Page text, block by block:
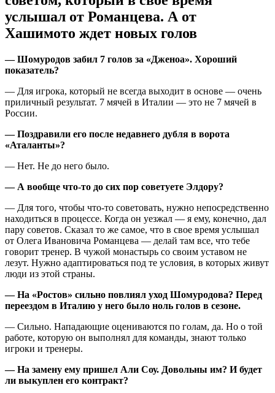
услышал от Романцева. А от
Хашимото ждет новых голов
— Шомуродов забил 7 голов за «Дженоа». Хороший
показатель?
— Для игрока, который не всегда выходит в основе — очень
приличный результат. 7 мячей в Италии — это не 7 мячей в
России.
— Поздравили его после недавнего дубля в ворота
«Аталанты»?
— Нет. Не до него было.
— А вообще что-то до сих пор советуете Элдору?
— Для того, чтобы что-то советовать, нужно непосредственно
находиться в процессе. Когда он уезжал — я ему, конечно, дал
пару советов. Сказал то же самое, что в свое время услышал
от Олега Ивановича Романцева — делай там все, что тебе
говорит тренер. В чужой монастырь со своим уставом не
лезут. Нужно адаптироваться под те условия, в которых живут
люди из этой страны.
— На «Ростов» сильно повлиял уход Шомуродова? Перед
переездом в Италию у него было ноль голов в сезоне.
— Сильно. Нападающие оцениваются по голам, да. Но о той
работе, которую он выполнял для команды, знают только
игроки и тренеры.
— На замену ему пришел Али Соу. Довольны им? И будет
ли выкуплен его контракт?